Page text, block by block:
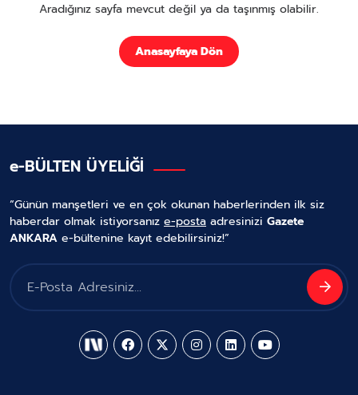
Aradığınız sayfa mevcut değil ya da taşınmış olabilir.
Anasayfaya Dön
e-BÜLTEN ÜYELİĞİ
“Günün manşetleri ve en çok okunan haberlerinden ilk siz
haberdar olmak istiyorsanız e-posta adresinizi Gazete
ANKARA e-bültenine kayıt edebilirsiniz!”